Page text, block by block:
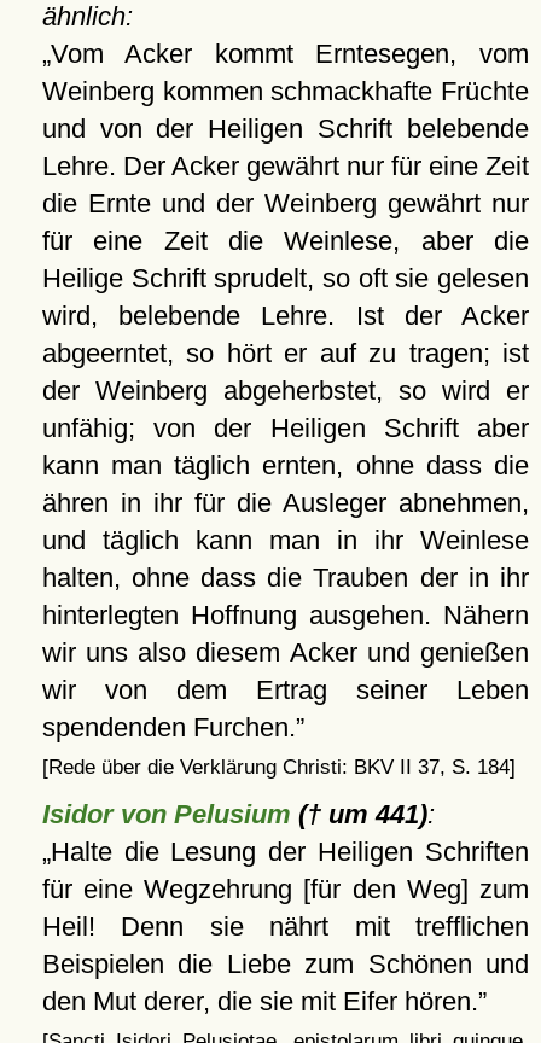
ähnlich:
Vom Acker kommt Erntesegen, vom
Weinberg kommen schmackhafte Früchte
und von der Heiligen Schrift belebende
Lehre. Der Acker gewährt nur für eine Zeit
die Ernte und der Weinberg gewährt nur
für eine Zeit die Weinlese, aber die
Heilige Schrift sprudelt, so oft sie gelesen
wird, belebende Lehre. Ist der Acker
abgeerntet, so hört er auf zu tragen; ist
der Weinberg abgeherbstet, so wird er
unfähig; von der Heiligen Schrift aber
kann man täglich ernten, ohne dass die
ähren in ihr für die Ausleger abnehmen,
und täglich kann man in ihr Weinlese
halten, ohne dass die Trauben der in ihr
hinterlegten Hoffnung ausgehen. Nähern
wir uns also diesem Acker und genießen
wir von dem Ertrag seiner Leben
spendenden Furchen.
[Rede über die Verklärung Christi: BKV II 37, S. 184]
Isidor von Pelusium († um 441):
Halte die Lesung der Heiligen Schriften
für eine Wegzehrung [für den Weg] zum
Heil! Denn sie nährt mit trefflichen
Beispielen die Liebe zum Schönen und
den Mut derer, die sie mit Eifer hören.